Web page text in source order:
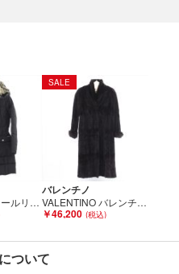
さい。
せていただいた商品であり、
偽装サイトにご注意くださ
、
でご注意ください。
WOOLRICH ウールリッチ コート ブラック Bランク
SALE
バレンチノ
VALENTINO バレンチノ ミンクコート ブラウン Bランク
￥46,200
ついて